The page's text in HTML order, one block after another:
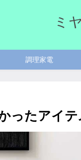
ミ
調理家電
ったアイテ